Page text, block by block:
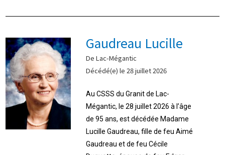
Gaudreau Lucille
De Lac-Mégantic
Décédé(e) le 28 juillet 2026
Au CSSS du Granit de Lac-
Mégantic, le 28 juillet 2026 à l’âge
de 95 ans, est décédée Madame
Lucille Gaudreau, fille de feu Aimé
Gaudreau et de feu Cécile